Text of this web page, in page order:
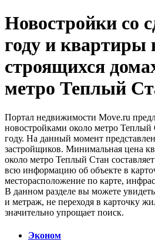
Новостройки со
году и квартиры
строящихся
метро Теплый
Портал недвижимости Move.ru
новостройками около метро Теплый
году. На данный момент
застройщиков. Минимальная цена
около метро Теплый Стан
всю информацию об объекте в
месторасположение по карте,
В данном разделе вы можете
и метраж, не переходя в карточку
значительно упрощает поиск.
Эконом